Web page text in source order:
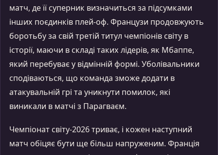
матч, де її суперник визначиться за підсумками
інших поєдинків плей-оф. Французи продовжують
боротьбу за свій третій титул чемпіонів світу в
історії, маючи в складі таких лідерів, як Мбаппе,
який перебуває у відмінній формі. Уболівальники
сподіваються, що команда зможе додати в
атакувальній грі та уникнути помилок, які
виникали в матчі з Парагваєм.
Чемпіонат світу-2026 триває, і кожен наступний
матч обіцяє бути ще більш напруженим. Франція